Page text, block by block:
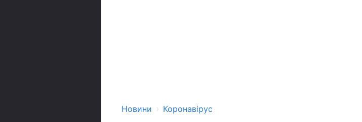
Новини › Коронавірус